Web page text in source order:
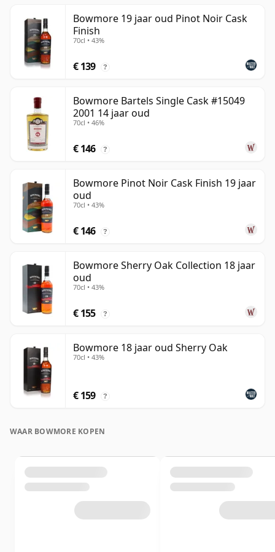
Bowmore 19 jaar oud Pinot Noir Cask
Finish
70cl • 43%
€ 139 ?
Bowmore Bartels Single Cask #15049
2001 14 jaar oud
70cl • 46%
€ 146 ?
Bowmore Pinot Noir Cask Finish 19 jaar
oud
70cl • 43%
€ 146 ?
Bowmore Sherry Oak Collection 18 jaar
oud
70cl • 43%
€ 155 ?
Bowmore 18 jaar oud Sherry Oak
70cl • 43%
€ 159 ?
WAAR BOWMORE KOPEN